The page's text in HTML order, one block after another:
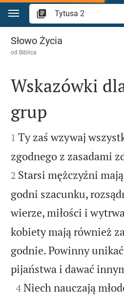
Przejdź do treści
Tytusa 2
Słowo Życia
od Biblica

Wskazówki
grup

1 Ty zaś wzywaj
zgodnego z zasadami
2 Starsi mężczyźni
godni szacunku,
wierze, miłości i
kobiety mają również
godnie. Powinny
pijaństwa i dawać

4 Niech nauczają